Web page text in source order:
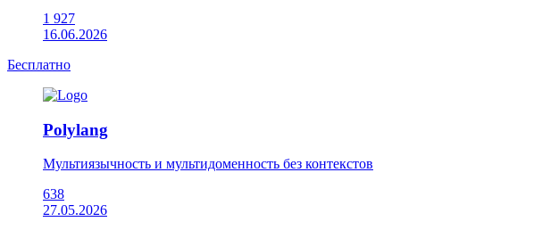
1 927
16.06.2026
Бесплатно
Polylang
Мультиязычность и мультидоменность без контекстов
638
27.05.2026